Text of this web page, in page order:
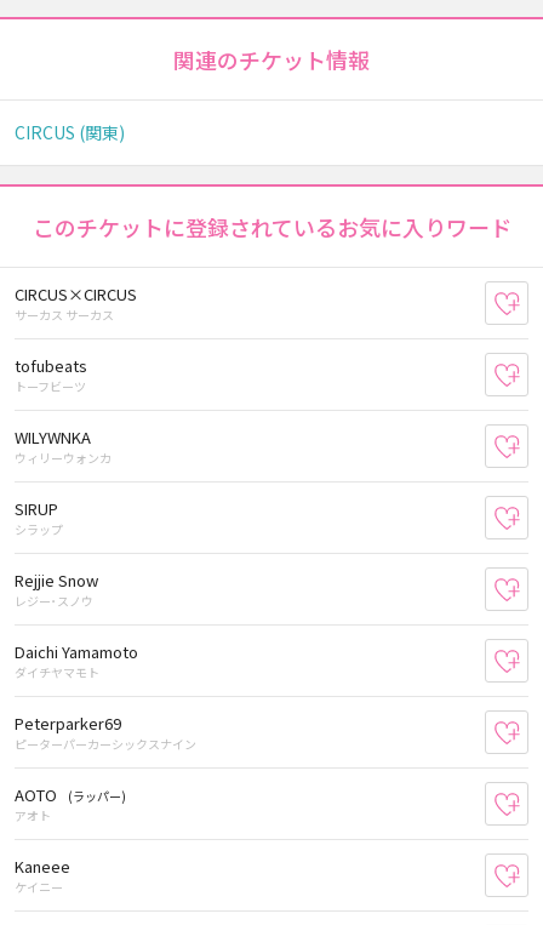
関連のチケット情報
CIRCUS (関東)
このチケットに登録されているお気に入りワード
CIRCUS×CIRCUS
サーカス サーカス
tofubeats
トーフビーツ
WILYWNKA
ウィリーウォンカ
SIRUP
シラップ
Rejjie Snow
レジー･スノウ
Daichi Yamamoto
ダイチヤマモト
Peterparker69
ピーターパーカーシックスナイン
AOTO
(ラッパー)
アオト
Kaneee
ケイニー